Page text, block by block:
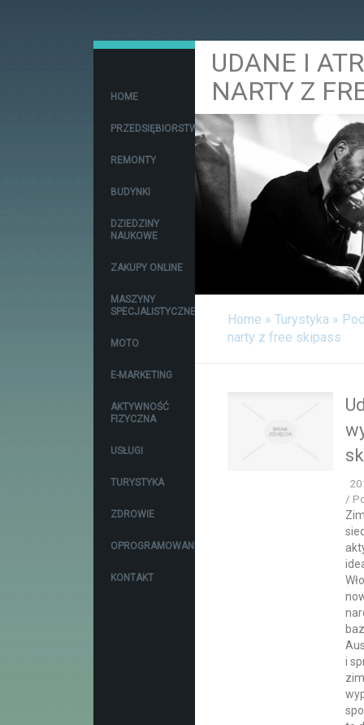
HOME
PRZEDSIĘBIORSTWA
REMONTY
BUDYNKI
DZIEDZINY
NAUKOWE
ZAKUPY ONLINE
MASZYNY
SPECJALISTYCZNE
MOTO
E-MARKETING
AKTYWNOŚĆ
FIZYCZNA
USŁUGI
TURYSTYKA
ZDROWIE
OPROGRAMOWANIE
KONTAKT
UDANE I
NARTY Z
Home » Turystyka »
narty z free skipass
/
i